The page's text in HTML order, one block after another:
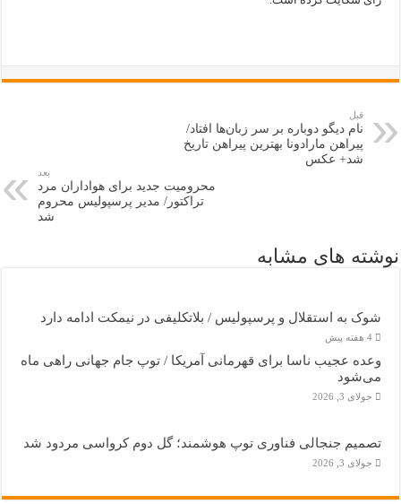
قبل
نام دیگو دوباره بر سر زبان‌ها افتاد/
پیراهن مارادونا بهترین پیراهن تاریخ
شد+ عکس
بعد
محرومیت جدید برای هواداران مرد
تراکتور/ مدیر پرسپولیس محروم
شد
نوشته های مشابه
شوک به استقلال و پرسپولیس / بلاتکلیفی در نیمکت ادامه دارد
4 هفته پیش
وعده عجیب ناسا برای قهرمانی آمریکا / توپ جام جهانی راهی ماه
می‌شود
جولای 3, 2026
تصمیم جنجالی فناوری توپ هوشمند؛ گل دوم کرواسی مردود شد
جولای 3, 2026